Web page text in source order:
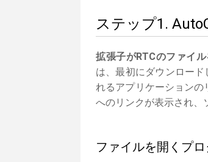
ステップ1.
拡張子がRTCのファイル
は、最初にダウンロー
れるアプリケーションの
へのリンクが表示され、
ファイルを開くプロ